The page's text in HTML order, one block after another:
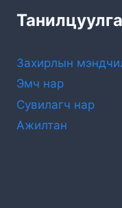
Танилцуулга
Захирлын
Эмч нар
Сувилагч нар
Ажилтан